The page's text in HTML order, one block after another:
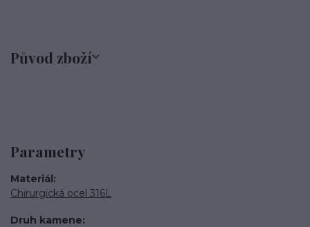
Původ zboží
Parametry
Materiál
Chirurgická ocel 316L
Druh kamene